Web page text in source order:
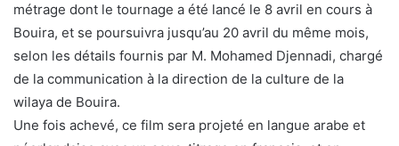
métrage dont le tournage a été lancé le 8 avril en cours à
Bouira, et se poursuivra jusqu’au 20 avril du même mois,
selon les détails fournis par M. Mohamed Djennadi, chargé
de la communication à la direction de la culture de la
wilaya de Bouira.
Une fois achevé, ce film sera projeté en langue arabe et